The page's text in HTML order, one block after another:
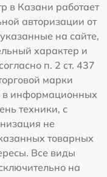
в Казани работает
авторизации от
на сайте,
характер и
п. 2 ст. 437
марки
в информационных
техники, с
не
товарных
Все виды
на